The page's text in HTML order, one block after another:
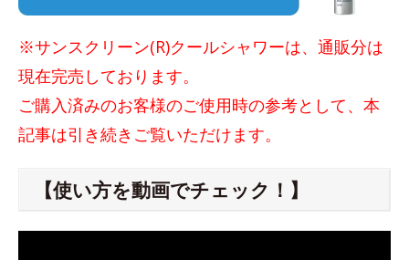
※サンスクリーン(R)クールシャワーは、通販分は
現在完売しております。
ご購入済みのお客様のご使用時の参考として、本
記事は引き続きご覧いただけます。
【使い方を動画でチェック！】